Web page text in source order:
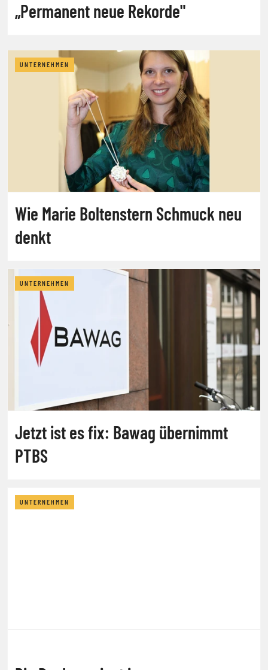
„Permanent neue Rekorde"
UNTERNEHMEN
Wie Marie Boltenstern Schmuck neu
denkt
UNTERNEHMEN
Jetzt ist es fix: Bawag übernimmt
PTBS
UNTERNEHMEN